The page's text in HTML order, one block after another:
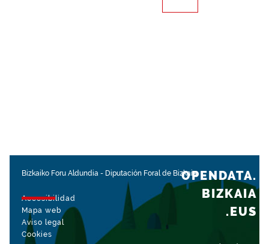
Bizkaiko Foru Aldundia - Diputación Foral de Bizkaia
Accesibilidad
Mapa web
Aviso legal
Cookies
OPENDATA.
BIZKAIA
.EUS